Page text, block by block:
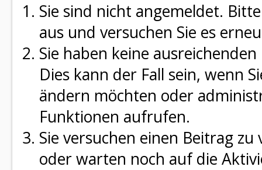
Sie sind nicht angemeldet.
aus und versuchen Sie es
Sie haben keine
Dies kann der Fall sein, wenn
ändern möchten oder
Funktionen aufrufen.
Sie versuchen einen Beitrag
oder warten noch auf die